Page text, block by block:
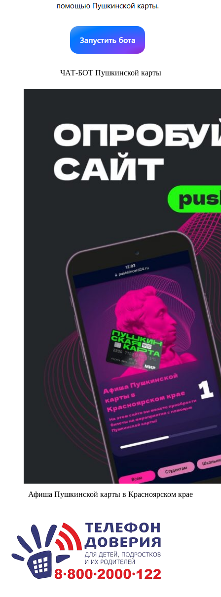
ЧАТ-БОТ Пушкинской карты
Афиша Пушкинской карты в Красноярском крае